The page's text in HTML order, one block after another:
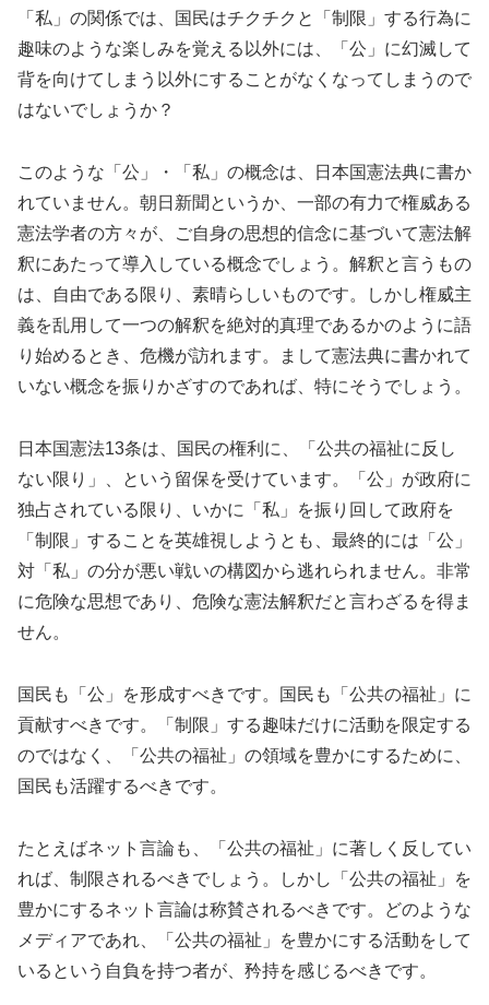
「私」の関係では、国民はチクチクと「制限」する行為に
趣味のような楽しみを覚える以外には、「公」に幻滅して
背を向けてしまう以外にすることがなくなってしまうので
はないでしょうか？
このような「公」・「私」の概念は、日本国憲法典に書か
れていません。朝日新聞というか、一部の有力で権威ある
憲法学者の方々が、ご自身の思想的信念に基づいて憲法解
釈にあたって導入している概念でしょう。解釈と言うもの
は、自由である限り、素晴らしいものです。しかし権威主
義を乱用して一つの解釈を絶対的真理であるかのように語
り始めるとき、危機が訪れます。まして憲法典に書かれて
いない概念を振りかざすのであれば、特にそうでしょう。
日本国憲法13条は、国民の権利に、「公共の福祉に反し
ない限り」、という留保を受けています。「公」が政府に
独占されている限り、いかに「私」を振り回して政府を
「制限」することを英雄視しようとも、最終的には「公」
対「私」の分が悪い戦いの構図から逃れられません。非常
に危険な思想であり、危険な憲法解釈だと言わざるを得ま
せん。
国民も「公」を形成すべきです。国民も「公共の福祉」に
貢献すべきです。「制限」する趣味だけに活動を限定する
のではなく、「公共の福祉」の領域を豊かにするために、
国民も活躍するべきです。
たとえばネット言論も、「公共の福祉」に著しく反してい
れば、制限されるべきでしょう。しかし「公共の福祉」を
豊かにするネット言論は称賛されるべきです。どのような
メディアであれ、「公共の福祉」を豊かにする活動をして
いるという自負を持つ者が、矜持を感じるべきです。